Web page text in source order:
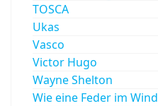
TOSCA
Ukas
Vasco
Victor Hugo
Wayne Shelton
Wie eine Feder im Wind